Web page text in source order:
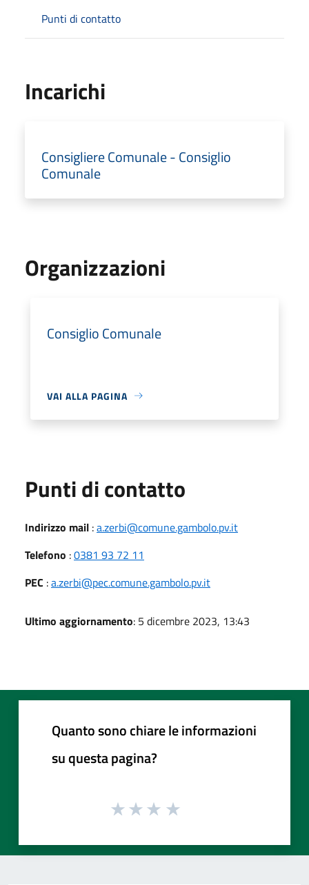
Punti di contatto
Incarichi
Consigliere Comunale - Consiglio
Comunale
Organizzazioni
Consiglio Comunale
VAI ALLA PAGINA
Punti di contatto
Indirizzo mail :a.zerbi@comune.gambolo.pv.it
Telefono :0381 93 72 11
PEC :a.zerbi@pec.comune.gambolo.pv.it
Ultimo aggiornamento: 5 dicembre 2023, 13:43
Quanto sono chiare le informazioni
su questa pagina?